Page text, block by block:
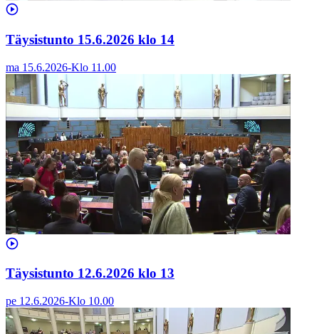
Täysistunto 15.6.2026 klo 14
ma 15.6.2026-Klo 11.00
Täysistunto 12.6.2026 klo 13
pe 12.6.2026-Klo 10.00